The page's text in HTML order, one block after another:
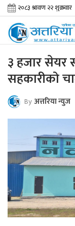
३ हजार सेयर
सहकारीको
By अत्तरिया न्युज